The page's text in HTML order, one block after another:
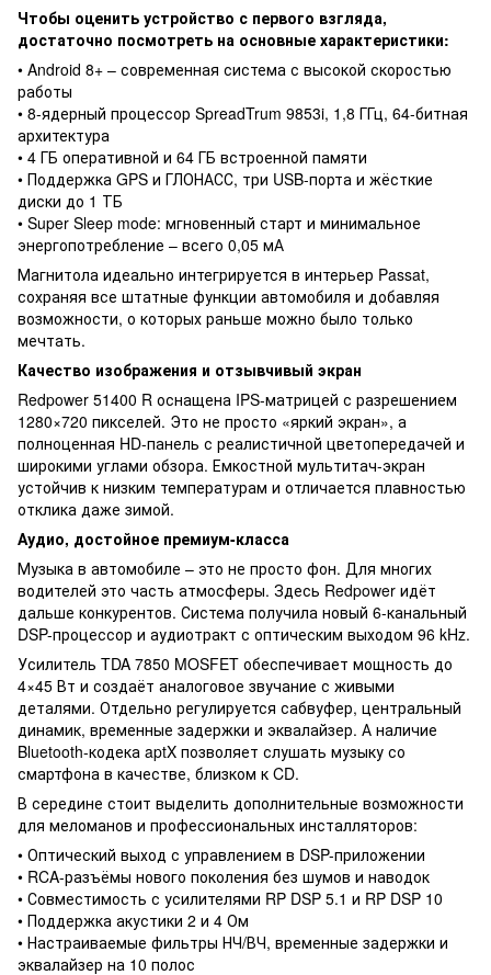
Чтобы оценить устройство с первого взгляда,
достаточно посмотреть на основные характеристики:
• Android 8+ – современная система с высокой скоростью
работы
• 8-ядерный процессор SpreadTrum 9853i, 1,8 ГГц, 64-битная
архитектура
• 4 ГБ оперативной и 64 ГБ встроенной памяти
• Поддержка GPS и ГЛОНАСС, три USB-порта и жёсткие
диски до 1 ТБ
• Super Sleep mode: мгновенный старт и минимальное
энергопотребление – всего 0,05 мА
Магнитола идеально интегрируется в интерьер Passat,
сохраняя все штатные функции автомобиля и добавляя
возможности, о которых раньше можно было только
мечтать.
Качество изображения и отзывчивый экран
Redpower 51400 R оснащена IPS-матрицей с разрешением
1280×720 пикселей. Это не просто «яркий экран», а
полноценная HD-панель с реалистичной цветопередачей и
широкими углами обзора. Емкостной мультитач-экран
устойчив к низким температурам и отличается плавностью
отклика даже зимой.
Аудио, достойное премиум-класса
Музыка в автомобиле – это не просто фон. Для многих
водителей это часть атмосферы. Здесь Redpower идёт
дальше конкурентов. Система получила новый 6-канальный
DSP-процессор и аудиотракт с оптическим выходом 96 kHz.
Усилитель TDA 7850 MOSFET обеспечивает мощность до
4×45 Вт и создаёт аналоговое звучание с живыми
деталями. Отдельно регулируется сабвуфер, центральный
динамик, временные задержки и эквалайзер. А наличие
Bluetooth-кодека aptX позволяет слушать музыку со
смартфона в качестве, близком к CD.
В середине стоит выделить дополнительные возможности
для меломанов и профессиональных инсталляторов:
• Оптический выход с управлением в DSP-приложении
• RCA-разъёмы нового поколения без шумов и наводок
• Совместимость с усилителями RP DSP 5.1 и RP DSP 10
• Поддержка акустики 2 и 4 Ом
• Настраиваемые фильтры НЧ/ВЧ, временные задержки и
эквалайзер на 10 полос